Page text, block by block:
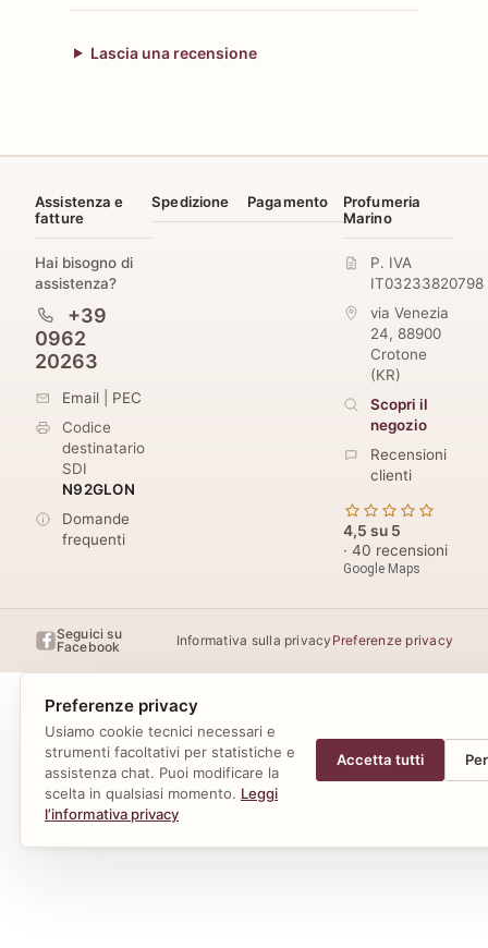
Lascia una recensione
Assistenza e
fatture
Hai bisogno di
assistenza?
+39
0962
20263
Email
PEC
Codice
destinatario
SDI
N92GLON
Domande
frequenti
Spedizione Pagamento
Profumeria
Marino
P. IVA
IT03233820798
via Venezia
24, 88900
Crotone
(KR)
Scopri il
negozio
Recensioni
clienti
4,5 su 5
· 40 recensioni
Google Maps
Seguici su
Facebook
Informativa sulla privacy Preferenze privacy
Preferenze privacy
Usiamo cookie tecnici necessari e
strumenti facoltativi per statistiche e
assistenza chat. Puoi modificare la
scelta in qualsiasi momento. Leggi
l’informativa privacy
Accetta tutti